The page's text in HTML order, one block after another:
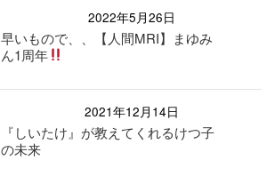
2022年5月26日
早いもので、、【人間MRI】まゆみ
ん1周年
2021年12月14日
『しいたけ』が教えてくれるけつ子
の未来